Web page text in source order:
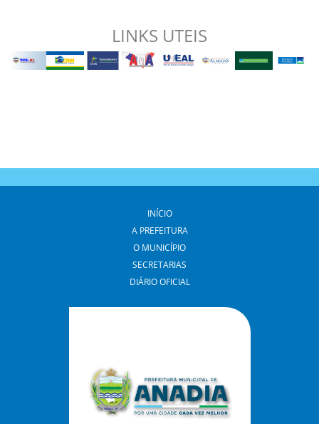
LINKS UTEIS
INÍCIO
A PREFEITURA
O MUNICÍPIO
SECRETARIAS
DIÁRIO OFICIAL